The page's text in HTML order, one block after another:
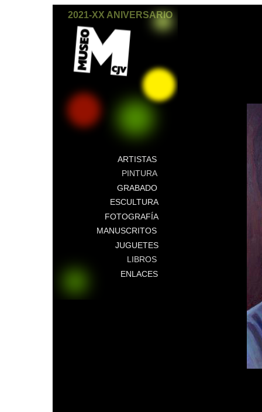
2021-XX ANIVERSARIO
ARTISTAS
PINTURA
GRABADO
ESCULTURA
FOTOGRAFÍA
MANUSCRITOS
JUGUETES
LIBROS
ENLACES